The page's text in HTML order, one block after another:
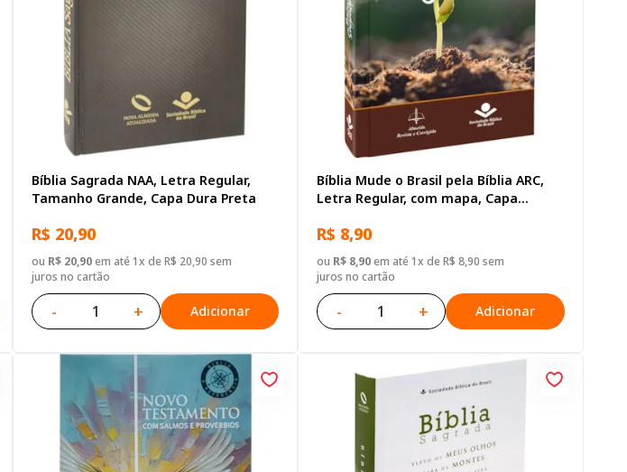
Bíblia Sagrada NAA, Letra Regular,
Tamanho Grande, Capa Dura Preta
R$ 20,90
ou R$ 20,90em até 1x de R$ 20,90 sem
juros no cartão
- + Adicionar
Bíblia Mude o Brasil pela Bíblia ARC,
Letra Regular, com mapa, Capa
R$ 8,90
ou R$ 8,90em até 1x de R$ 8,90 sem
juros no cartão
- + Adicionar